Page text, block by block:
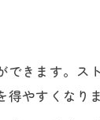
きます。
得やすくなり